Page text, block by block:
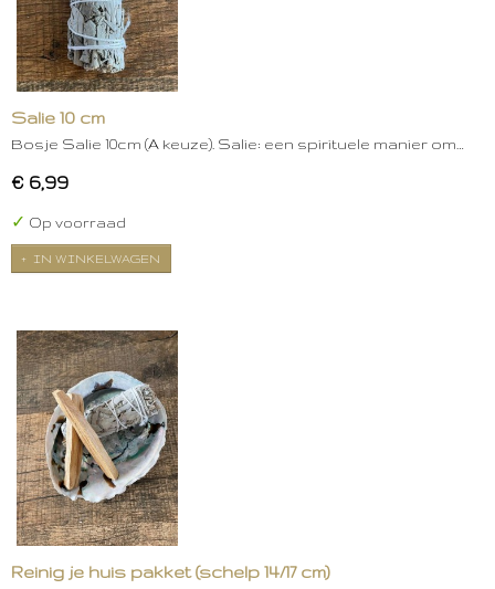
Salie 10 cm
Bosje Salie 10cm (A keuze). Salie: een spirituele manier om…
€ 6,99
✓ Op voorraad
IN WINKELWAGEN
Reinig je huis pakket (schelp 14/17 cm)